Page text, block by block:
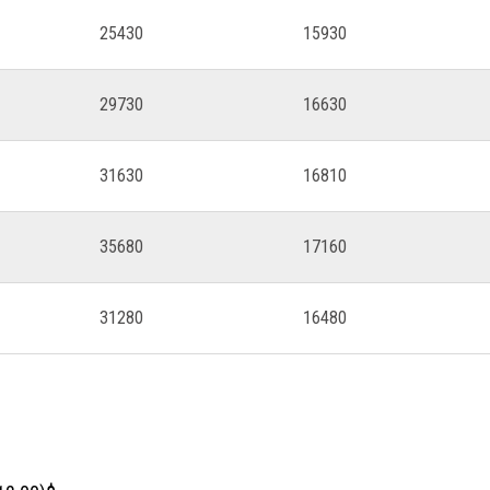
25430 15930
29730 16630
31630 16810
35680 17160
31280 16480